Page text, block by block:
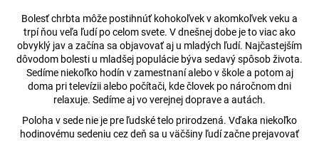
Bolesť chrbta môže postihnúť kohokoľvek v akomkoľvek veku a
trpí ňou veľa ľudí po celom svete. V dnešnej dobe je to viac ako
obvyklý jav a začína sa objavovať aj u mladých ľudí. Najčastejším
dôvodom bolesti u mladšej populácie býva sedavý spôsob života.
Sedíme niekoľko hodín v zamestnaní alebo v škole a potom aj
doma pri televízii alebo počítači, kde človek po náročnom dni
relaxuje. Sedíme aj vo verejnej doprave a autách.
Poloha v sede nie je pre ľudské telo prirodzená. Vďaka niekoľko
hodinovému sedeniu cez deň sa u väčšiny ľudí začne prejavovať
b